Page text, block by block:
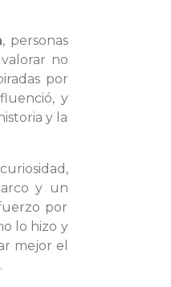
, personas
no
por
y
y la
y un
por
lo hizo y
mejor el